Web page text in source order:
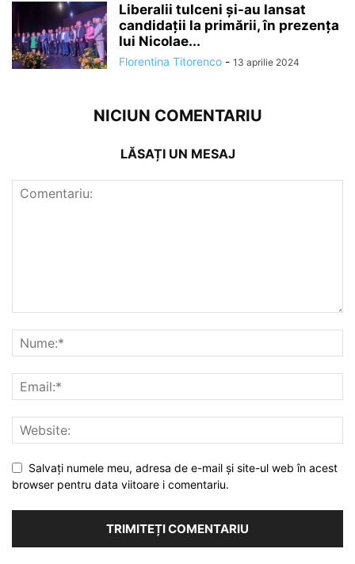
Liberalii tulceni și-au lansat
candidații la primării, în prezența
lui Nicolae...
Florentina Titorenco - 13 aprilie 2024
NICIUN COMENTARIU
LĂSAȚI UN MESAJ
Salvați numele meu, adresa de e-mail și site-ul web în acest
browser pentru data viitoare i comentariu.